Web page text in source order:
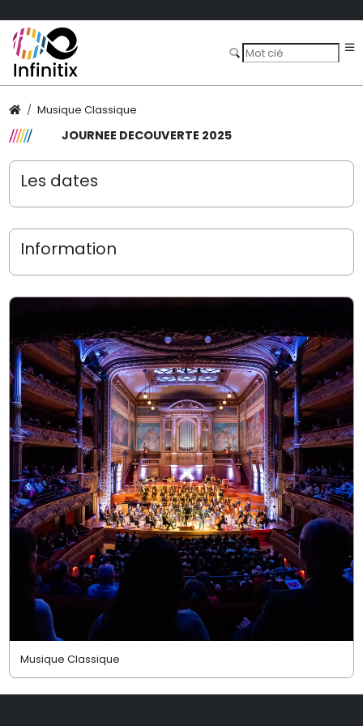
Musique Classique
JOURNEE DECOUVERTE 2025
Les dates
Information
Musique Classique